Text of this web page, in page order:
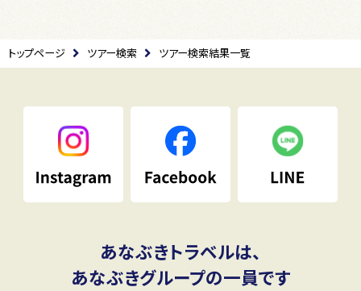
トップページ ツアー検索 ツアー検索結果一覧
あなぶきトラベルは、
あなぶきグループの一員です